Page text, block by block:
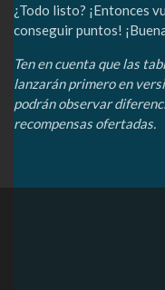
¿Todo listo? ¡Entonces
conseguir puntos!
Ten en cuenta que las
lanzarán primero en
podrán observar
recompensas ofertadas.